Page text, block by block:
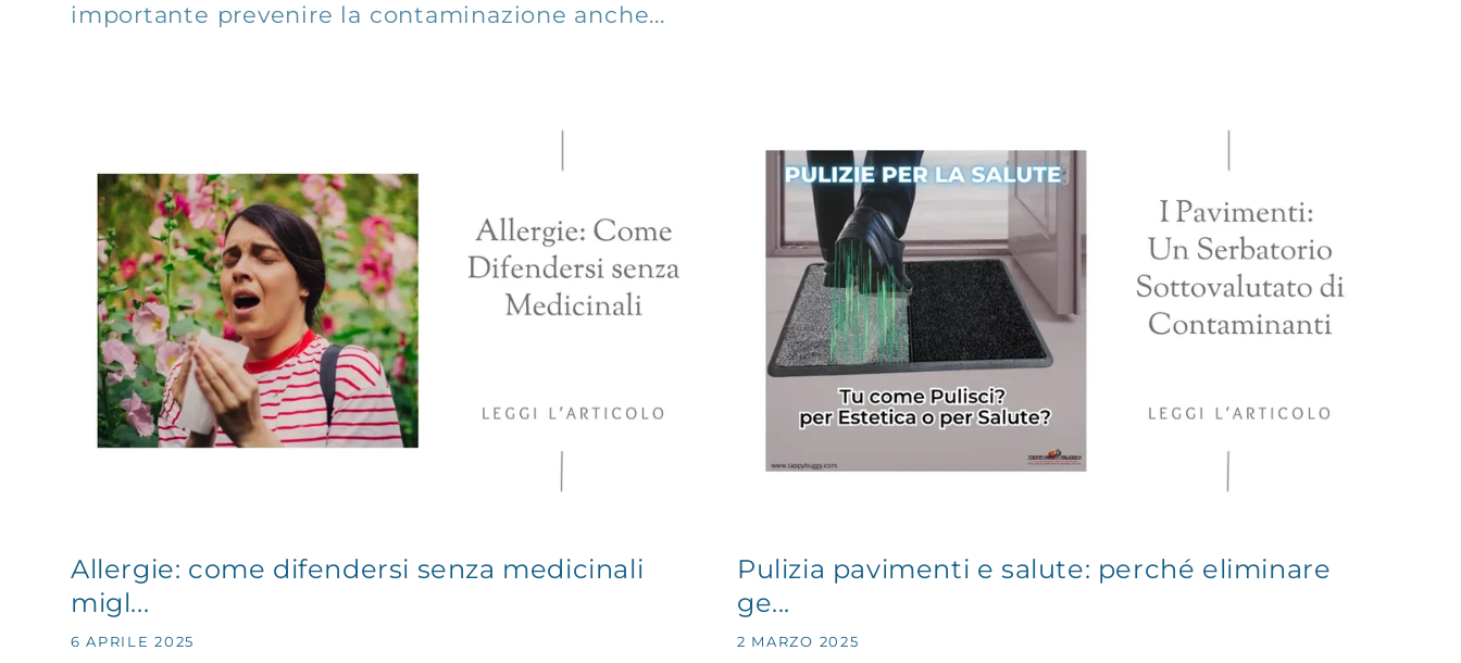
importante prevenire la contaminazione anche...
Allergie: come difendersi senza medicinali
migl...
6 APRILE 2025
Pulizia pavimenti e salute: perché eliminare
ge...
2 MARZO 2025